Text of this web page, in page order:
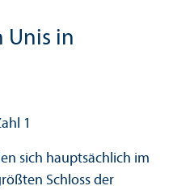
Unis in
sich hauptsächlich im
Schloss der